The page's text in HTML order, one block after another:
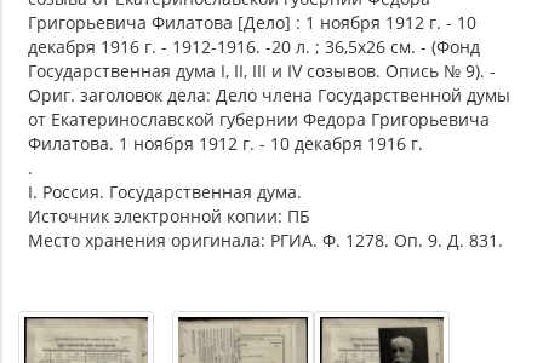
Григорьевича Филатова [Дело] : 1 ноября 1912 г. - 10
декабря 1916 г. - 1912-1916. -20 л. ; 36,5x26 см. - (Фонд
Государственная дума I, II, III и IV созывов. Опись № 9). -
Ориг. заголовок дела: Дело члена Государственной думы
от Екатеринославской губернии Федора Григорьевича
Филатова. 1 ноября 1912 г. - 10 декабря 1916 г.
.
I. Россия. Государственная дума.
Источник электронной копии: ПБ
Место хранения оригинала: РГИА. Ф. 1278. Оп. 9. Д. 831.